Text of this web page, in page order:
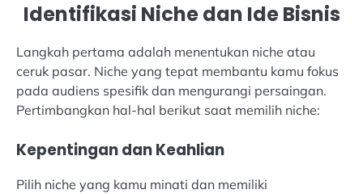
Identifikasi Niche dan Ide Bisnis
Langkah pertama adalah menentukan niche atau
ceruk pasar. Niche yang tepat membantu kamu fokus
pada audiens spesifik dan mengurangi persaingan.
Pertimbangkan hal-hal berikut saat memilih niche:
Kepentingan dan Keahlian
Pilih niche yang kamu minati dan memiliki